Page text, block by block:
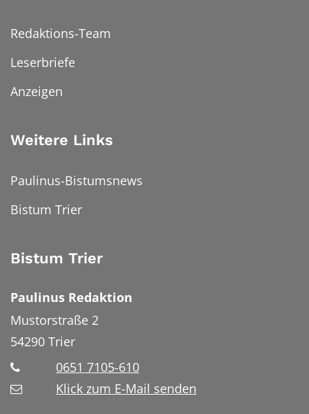
Redaktions-Team
Leserbriefe
Anzeigen
Weitere Links
Paulinus-Bistumsnews
Bistum Trier
Bistum Trier
Paulinus Redaktion
Mustorstraße 2
54290 Trier
0651 7105-610
Klick zum E-Mail senden